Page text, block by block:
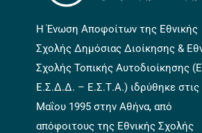
Η Ένωση Αποφοίτων της Εθνικής
Σχολής Δημόσιας Διοίκησης &
Σχολής Τοπικής Αυτοδιοίκησης
Ε.Σ.Δ.Δ. – Ε.Σ.Τ.Α.) ιδρύθηκε στις
Μαΐου 1995 στην Αθήνα, από
απόφοιτους της Εθνικής Σχολής